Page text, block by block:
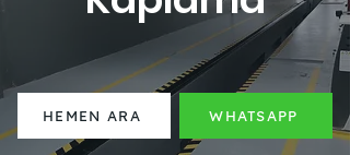
HEMEN ARA WHATSAPP